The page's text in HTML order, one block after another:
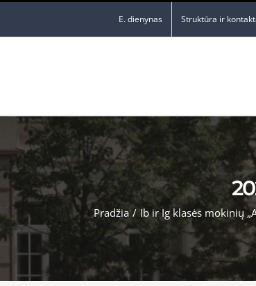
E. dienynas Struktūra ir
Pradžia / Ib ir Ig klasės mokinių